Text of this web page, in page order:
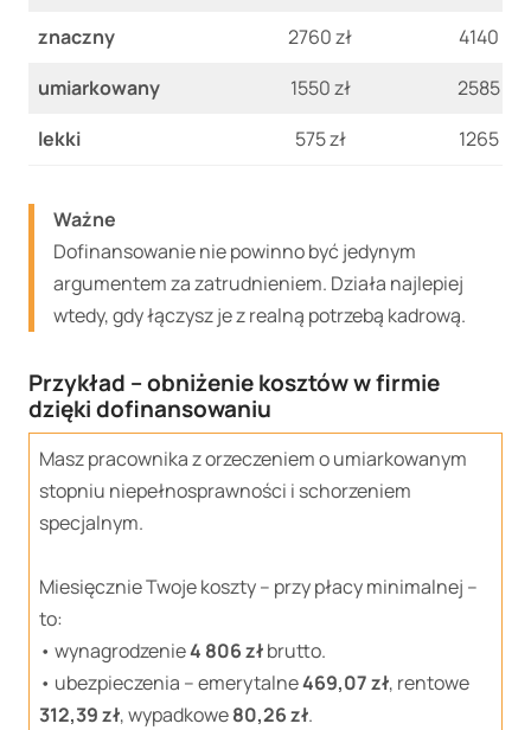
znaczny
2760 zł
4140 zł
umiarkowany
1550 zł
2585 zł
lekki
575 zł 1265 zł
Ważne
Dofinansowanie nie powinno być jedynym
argumentem za zatrudnieniem. Działa najlepiej
wtedy, gdy łączysz je z realną potrzebą kadrową.
Przykład – obniżenie kosztów w firmie
dzięki dofinansowaniu
Masz pracownika z orzeczeniem o umiarkowanym
stopniu niepełnosprawności i schorzeniem
specjalnym.
Miesięcznie Twoje koszty – przy płacy minimalnej –
to:
• wynagrodzenie4 806 złbrutto.
• ubezpieczenia – emerytalne469,07 zł, rentowe
312,39 zł, wypadkowe80,26 zł.